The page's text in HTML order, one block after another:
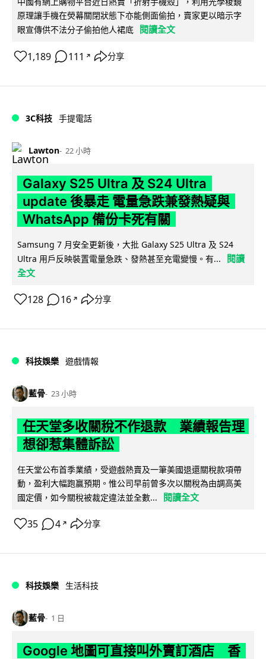
原理讓手機在熒幕關閉狀態下亦能側面偷拍，賣家更以暗示字
眼宣傳供不法分子偷拍他人裙底
閱讀全文
1,189 111 ↗ 分享
3C科技 手提電話
Lawton 22 小時
Galaxy S25 Ultra 及 S24 Ultra
update 後暴走 電量急跌兼發熱疑與
WhatsApp 備份卡死有關
Samsung 7 月安全更新後，大批 Galaxy S25 Ultra 及 S24
Ultra 用戶反映裝置電量急跌、發熱甚至充電變慢。有...
閱讀
全文
128 16 ↗ 分享
科技娛樂 遊戲情報
藍骨 23 小時
任天堂多收關稅不作退款 業績報告理
想卻惹集體訴訟
任天堂公布首季業績，受遊戲熱賣及一筆美國退還關稅款項帶
動，盈利大幅跑贏預期。惟公司早前曾多次以關稅為由調高美
國定價，如今關稅被裁定違法並全數...
閱讀全文
35 4 ↗ 分享
科技娛樂 生活科技
藍骨 1 日
Google 地圖可直接叫外賣訂酒店 香